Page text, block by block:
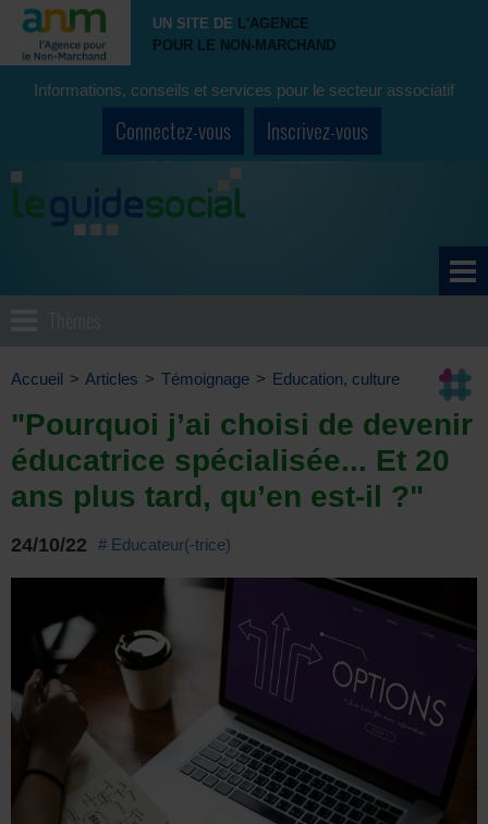
UN SITE DE L'AGENCE
POUR LE NON-MARCHAND
Informations, conseils et services pour le secteur associatif
Connectez-vous Inscrivez-vous
Accueil > Articles > Témoignage > Education, culture
"Pourquoi j’ai choisi de devenir
éducatrice spécialisée... Et 20
ans plus tard, qu’en est-il ?"
24/10/22 # Educateur(-trice)